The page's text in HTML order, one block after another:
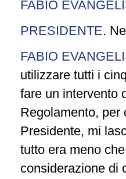
FABIO
PRESIDENTE.
FABIO
utilizzare tutti i
fare un intervento
Regolamento, per
Presidente, mi
tutto era meno
considerazione di